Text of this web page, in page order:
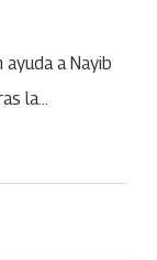
a Nayib
la…